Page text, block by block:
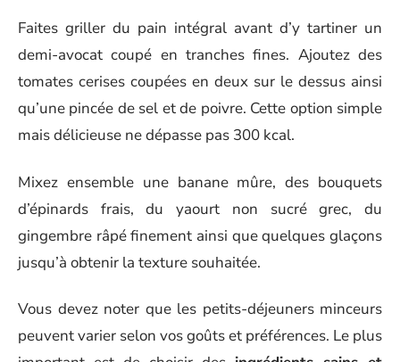
Faites griller du pain intégral avant d’y tartiner un
demi-avocat coupé en tranches fines. Ajoutez des
tomates cerises coupées en deux sur le dessus ainsi
qu’une pincée de sel et de poivre. Cette option simple
mais délicieuse ne dépasse pas 300 kcal.
Mixez ensemble une banane mûre, des bouquets
d’épinards frais, du yaourt non sucré grec, du
gingembre râpé finement ainsi que quelques glaçons
jusqu’à obtenir la texture souhaitée.
Vous devez noter que les petits-déjeuners minceurs
peuvent varier selon vos goûts et préférences. Le plus